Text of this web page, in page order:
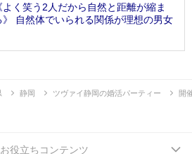
よく笑う2人だから自然と距離が縮ま
》 自然体でいられる関係が理想の男女
静岡 ツヴァイ静岡の婚活パーティー 開
役立ちコンテンツ